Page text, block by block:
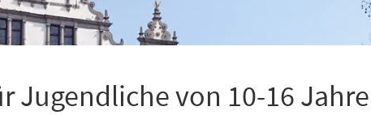
Jugendliche von 10-16